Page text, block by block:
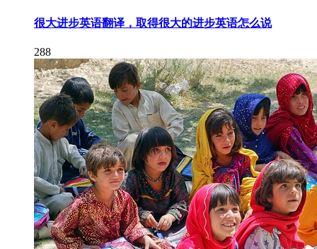
很大进步英语翻译，取得很大的进步英语怎么说
288